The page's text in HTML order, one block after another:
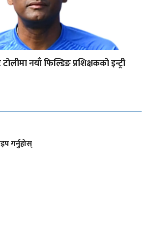
नयाँ फिल्डिङ प्रशिक्षकको इन्ट्री
गर्नुहोस्